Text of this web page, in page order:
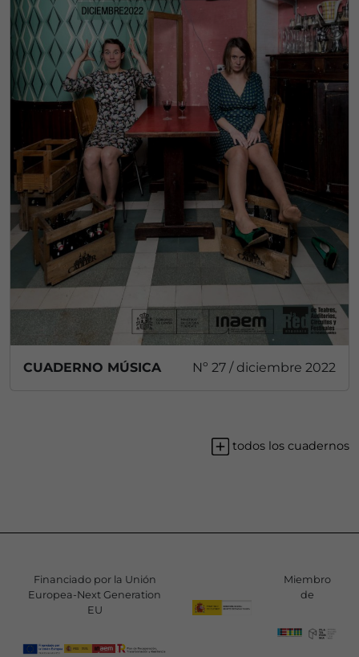
CUADERNO MÚSICA Nº 27 / diciembre 2022
todos los cuadernos
Financiado por la Unión
Europea-Next Generation
EU
Miembro
de